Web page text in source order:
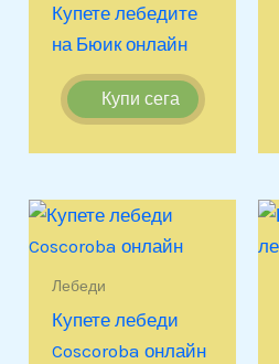
Купете лебедите
на Бюик онлайн
Купи сега
Лебеди
Купете лебеди
Coscoroba онлайн